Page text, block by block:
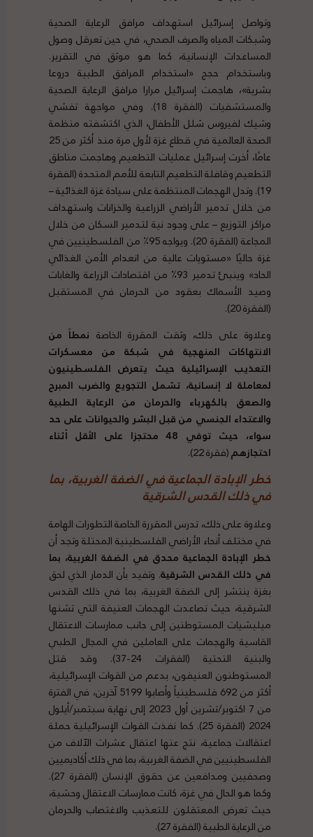
وتواصل إسرائيل استهداف مرافق الرعاية الصحية
وشبكات المياه والصرف الصحي، في حين تعرقل وصول
المساعدات الإنسانية، كما هو موثق في التقرير.
وباستخدام حجج «استخدام المرافق الطبية دروعا
بشرية»، هاجمت إسرائيل مرارا مرافق الرعاية الصحية
والمستشفيات (الفقرة 18). وفي مواجهة تفشي
وشيك لفيروس شلل الأطفال، الذي اكتشفته منظمة
الصحة العالمية في قطاع غزة لأول مرة منذ أكثر من 25
عامًا، أخرت إسرائيل عمليات التطعيم وهاجمت مناطق
التطعيم وقافلة التطعيم التابعة للأمم المتحدة (الفقرة
19). وتدل الهجمات المنتظمة على سيادة غزة الغذائية –
من خلال تدمير الأراضي الزراعية والخزانات واستهداف
مراكز التوزيع – على وجود نية لتدمير السكان من خلال
المجاعة (الفقرة 20). ويواجه 95٪ من الفلسطينيين في
غزة حاليًا «مستويات عالية من انعدام الأمن الغذائي
الحاد» وينبئ تدمير 93٪ من اقتصادات الزراعة والغابات
وصيد الأسماك بعقود من الحرمان في المستقبل
(الفقرة 20).
وعلاوة على ذلك، وثقت المقررة الخاصة نمطاً من
الانتهاكات المنهجية في شبكة من معسكرات
التعذيب الإسرائيلية حيث يتعرض الفلسطينيون
لمعاملة لا إنسانية، تشمل التجويع والضرب المبرح
والصعق بالكهرباء والحرمان من الرعاية الطبية
والاعتداء الجنسي من قبل البشر والحيوانات على حد
سواء، حيث توفي 48 محتجزا على الأقل أثناء
احتجازهم(فقرة 22).
خطر الإبادة الجماعية في الضفة الغربية، بما
في ذلك القدس الشرقية
وعلاوة على ذلك، تدرس المقررة الخاصة التطورات الهامة
في مختلف أنحاء الأراضي الفلسطينية المحتلة وتجد أن
خطر الإبادة الجماعية محدق في الضفة الغربية، بما
في ذلك القدس الشرقية. وتفيد بأن الدمار الذي لحق
بغزة ينتشر إلى الضفة الغربية، بما في ذلك القدس
الشرقية، حيث تصاعدت الهجمات العنيفة التي تشنها
ميليشيات المستوطنين إلى جانب ممارسات الاعتقال
القاسية والهجمات على العاملين في المجال الطبي
والبنية التحتية (الفقرات 24-37). وقد قتل
المستوطنون العنيفون، بدعم من القوات الإسرائيلية،
أكثر من 692 فلسطينياً وأصابوا 5199 آخرين، في الفترة
من 7 اكتوبر/تشرين أول 2023 إلى نهاية سبتمبر/أيلول
2024 (الفقرة 25). كما نفذت القوات الإسرائيلية حملة
اعتقالات جماعية، نتج عنها اعتقال عشرات الآلاف من
الفلسطينيين في الضفة الغربية، بما في ذلك أكاديميين
وصحفيين ومدافعين عن حقوق الإنسان (الفقرة 27).
وكما هو الحال في غزة، كانت ممارسات الاعتقال وحشية،
حيث تعرض المعتقلون للتعذيب والاغتصاب والحرمان
من الرعاية الطبية (الفقرة 27).